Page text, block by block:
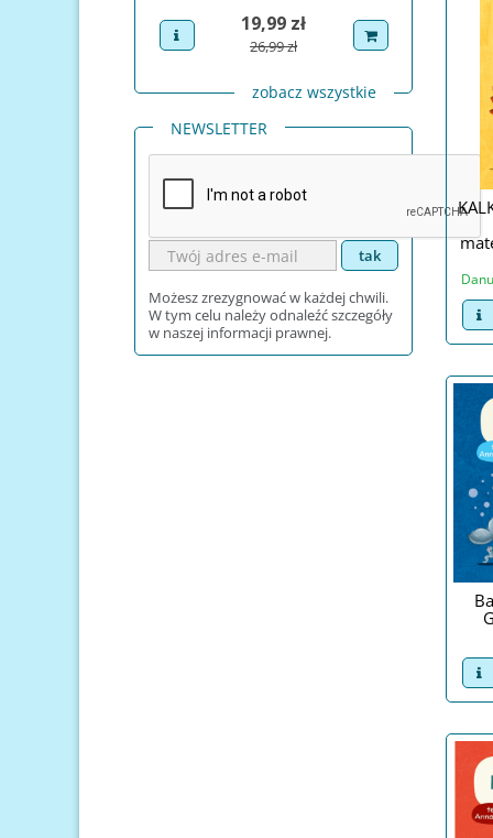
dodaj do koszykaview product
Cena
19,99 zł
Cena podstawowa
26,99 zł
dodaj do koszyka
view
zobacz wszystkie
NEWSLETTER
Możesz zrezygnować w każdej chwili.
W tym celu należy odnaleźć szczegóły
w naszej informacji prawnej.